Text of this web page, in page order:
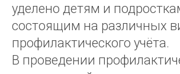
уделено детям и
состоящим на различных
профилактического учёта.
В проведении